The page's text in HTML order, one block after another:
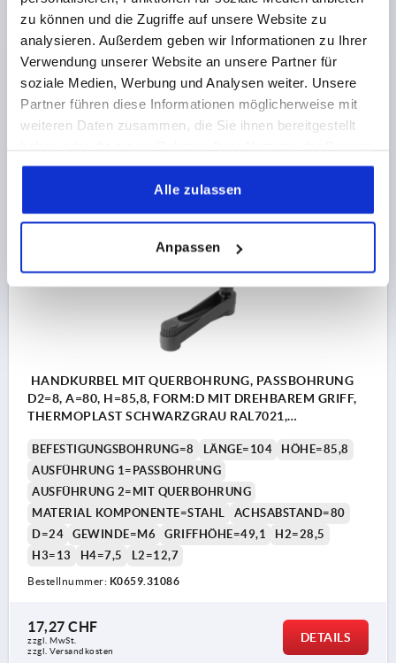
zu können und die Zugriffe auf unsere Website zu
analysieren. Außerdem geben wir Informationen zu Ihrer
Verwendung unserer Website an unsere Partner für
soziale Medien, Werbung und Analysen weiter. Unsere
Partner führen diese Informationen möglicherweise mit
weiteren Daten zusammen, die Sie ihnen bereitgestellt
gesammelt haben.
Alle zulassen
Anpassen
AUSFÜHRUNG 1=PASSBOHRUNG
AUSFÜHRUNG 2=OHNE QUERBOHRUNG
MATERIAL KOMPONENTE=STAHL
ACHSABSTAND=125
D=36
GRIFFHÖHE=82,5 H2=44 H3=18,5 L2=19,5
Bestellnummer: K0659.3314
zzgl. MwSt.
DETAILS
HANDKURBEL MIT QUERBOHRUNG, PASSBOHRUNG
D2=8, A=80, H=85,8, FORM:D MIT DREHBAREM GRIFF,
THERMOPLAST SCHWARZGRAU RAL7021,
BEFESTIGUNGSBOHRUNG=8 LÄNGE=104
HÖHE=85,8
AUSFÜHRUNG 1=PASSBOHRUNG
AUSFÜHRUNG 2=MIT QUERBOHRUNG
MATERIAL KOMPONENTE=STAHL
ACHSABSTAND=80
D=24
GEWINDE=M6 GRIFFHÖHE=49,1
H2=28,5
H3=13
H4=7,5 L2=12,7
Bestellnummer: K0659.31086
17,27 CHF
zzgl. MwSt.
zzgl. Versandkosten
DETAILS